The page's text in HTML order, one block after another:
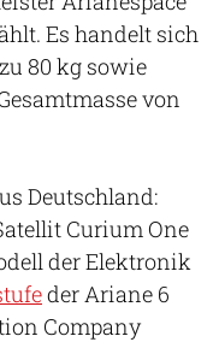
Es handelt sich
80 kg sowie
von
Deutschland:
Curium One
der Elektronik
der Ariane 6
Company